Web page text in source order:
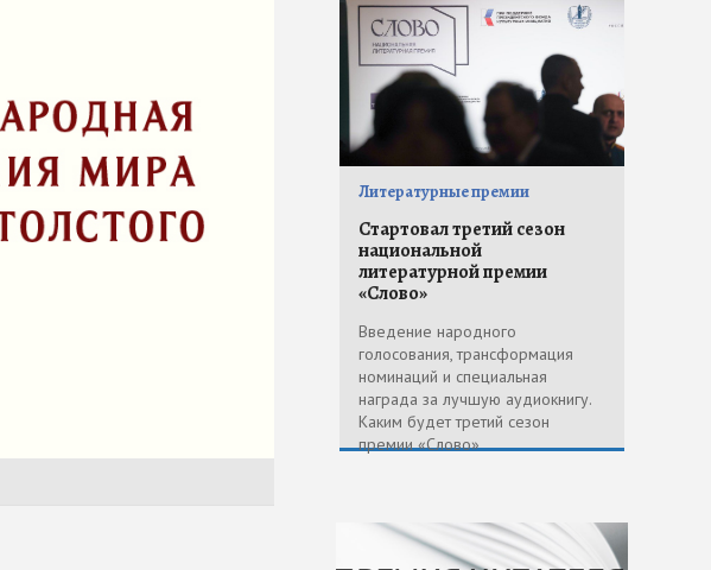
Литературные премии
Стартовал третий сезон
национальной
литературной премии
«Слово»
Введение народного
голосования, трансформация
номинаций и специальная
награда за лучшую аудиокнигу.
Каким будет третий сезон
премии «Слово»